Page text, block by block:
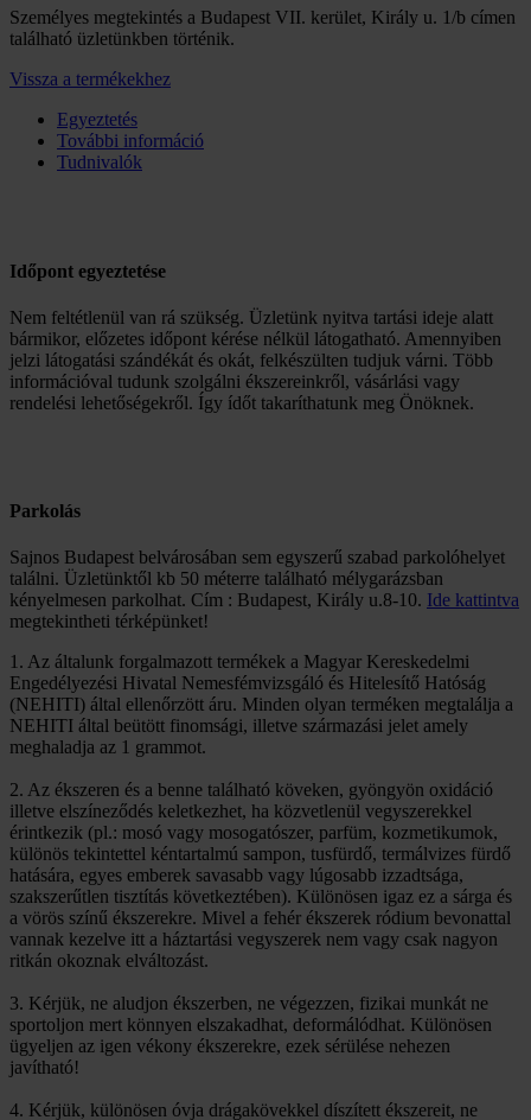
Személyes megtekintés a Budapest VII. kerület, Király u. 1/b címen
található üzletünkben történik.
Vissza a termékekhez
Egyeztetés
További információ
Tudnivalók
Időpont egyeztetése
Nem feltétlenül van rá szükség. Üzletünk nyitva tartási ideje alatt
bármikor, előzetes időpont kérése nélkül látogatható. Amennyiben
jelzi látogatási szándékát és okát, felkészülten tudjuk várni. Több
információval tudunk szolgálni ékszereinkről, vásárlási vagy
rendelési lehetőségekről. Így ídőt takaríthatunk meg Önöknek.
Parkolás
Sajnos Budapest belvárosában sem egyszerű szabad parkolóhelyet
találni. Üzletünktől kb 50 méterre található mélygarázsban
kényelmesen parkolhat. Cím : Budapest, Király u.8-10. Ide kattintva
megtekintheti térképünket!
1. Az általunk forgalmazott termékek a Magyar Kereskedelmi
Engedélyezési Hivatal Nemesfémvizsgáló és Hitelesítő Hatóság
(NEHITI) által ellenőrzött áru. Minden olyan terméken megtalálja a
NEHITI által beütött finomsági, illetve származási jelet amely
meghaladja az 1 grammot.
2. Az ékszeren és a benne található köveken, gyöngyön oxidáció
illetve elszíneződés keletkezhet, ha közvetlenül vegyszerekkel
érintkezik (pl.: mosó vagy mosogatószer, parfüm, kozmetikumok,
különös tekintettel kéntartalmú sampon, tusfürdő, termálvizes fürdő
hatására, egyes emberek savasabb vagy lúgosabb izzadtsága,
szakszerűtlen tisztítás következtében). Különösen igaz ez a sárga és
a vörös színű ékszerekre. Mivel a fehér ékszerek ródium bevonattal
vannak kezelve itt a háztartási vegyszerek nem vagy csak nagyon
ritkán okoznak elváltozást.
3. Kérjük, ne aludjon ékszerben, ne végezzen, fizikai munkát ne
sportoljon mert könnyen elszakadhat, deformálódhat. Különösen
ügyeljen az igen vékony ékszerekre, ezek sérülése nehezen
javítható!
4. Kérjük, különösen óvja drágakövekkel díszített ékszereit, ne